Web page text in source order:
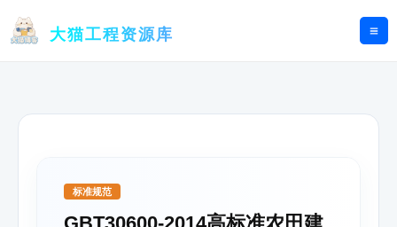
大猫工程资源库
标准规范